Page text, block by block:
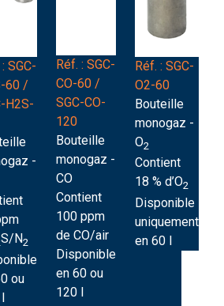
SGC-
60 /
H2S-
-
S/N2
ou
Réf. : SGC-
CO-60 /
SGC-CO-
120
Bouteille
monogaz -
CO
Contient
100 ppm
de CO/air
Disponible
en 60 ou
120 l
Réf. : SGC-
O2-60
Bouteille
monogaz -
O2
Contient
18 % d’O2
Disponible
uniquement
en 60 l